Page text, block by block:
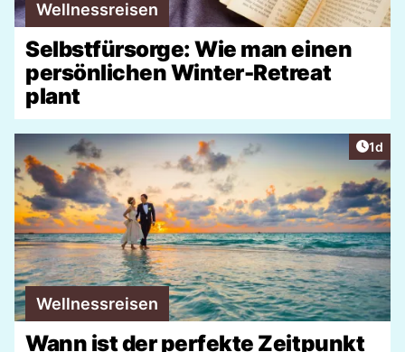
Wellnessreisen
Selbstfürsorge: Wie man einen
persönlichen Winter-Retreat
plant
1d
Wellnessreisen
Wann ist der perfekte Zeitpunkt